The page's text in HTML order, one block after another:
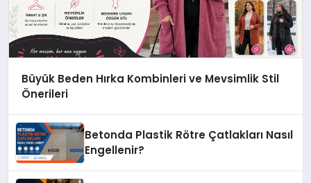
Büyük Beden Hırka Kombinleri ve Mevsimlik Stil
Önerileri
Betonda Plastik Rötre Çatlakları Nasıl
Engellenir?